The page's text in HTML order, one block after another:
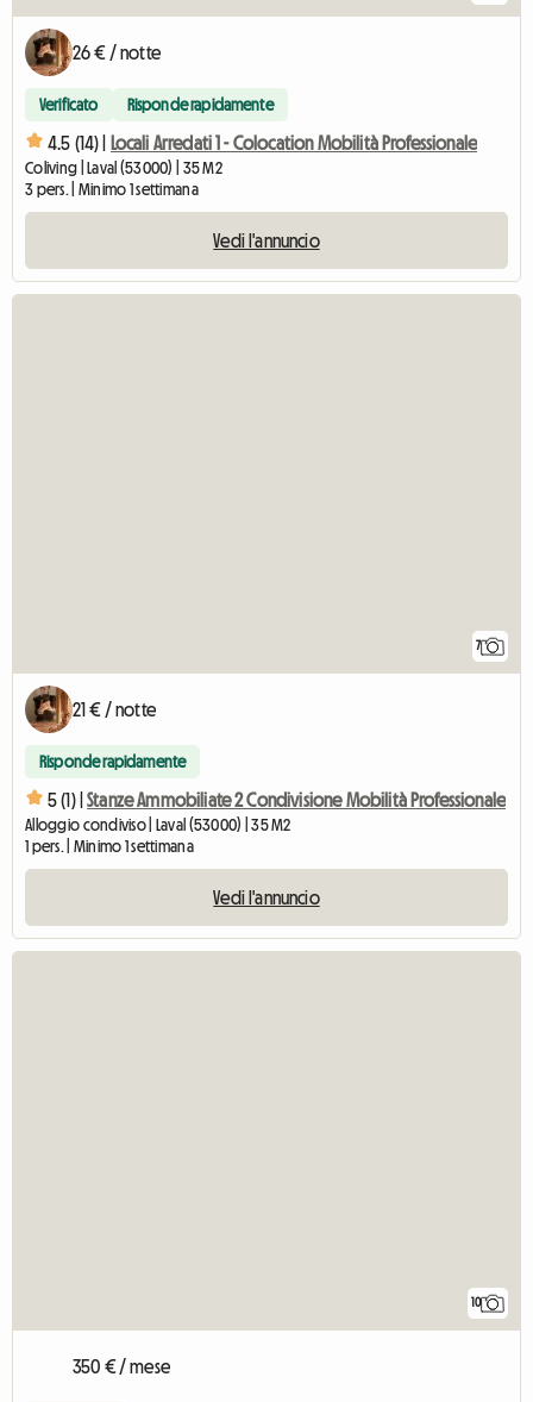
26 € / notte
Verificato Risponde rapidamente
4.5 (14) | Locali Arredati 1 - Colocation Mobilità Professionale
Coliving | Laval (53000) | 35 M2
3 pers. | Minimo 1 settimana
Vedi l'annuncio
7
21 € / notte
Risponde rapidamente
5 (1) | Stanze Ammobiliate 2 Condivisione Mobilità Professionale
Alloggio condiviso | Laval (53000) | 35 M2
1 pers. | Minimo 1 settimana
Vedi l'annuncio
10
350 € / mese